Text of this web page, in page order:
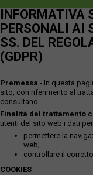
INFORMATIVA
PERSONALI AI
SS. DEL
(GDPR)
Premessa - In questa
sito, con riferimento al
consultano.
Finalità del trattamento
utenti del sito web i dati
permettere la
web;
controllare il
COOKIES